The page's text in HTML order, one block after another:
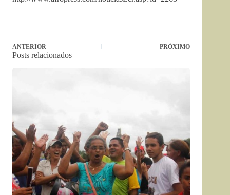
ANTERIOR PRÓXIMO
Posts relacionados